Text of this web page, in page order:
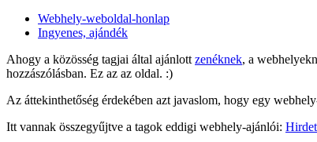
Webhely-weboldal-honlap
Ingyenes, ajándék
Ahogy a közösség tagjai által ajánlott zenéknek, a
hozzászólásban. Ez az az oldal. :)
Az áttekinthetőség érdekében azt javaslom, hogy egy
Itt vannak összegyűjtve a tagok eddigi webhely-ajánlói: